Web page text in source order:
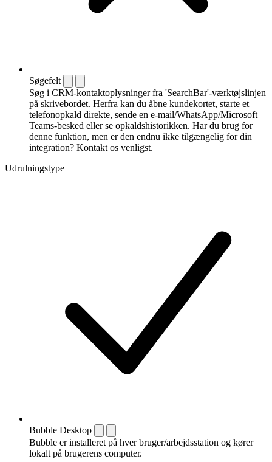
Søgefelt
Søg i CRM-kontaktoplysninger fra 'SearchBar'-værktøjslinjen
på skrivebordet. Herfra kan du åbne kundekortet, starte et
telefonopkald direkte, sende en e-mail/WhatsApp/Microsoft
Teams-besked eller se opkaldshistorikken. Har du brug for
denne funktion, men er den endnu ikke tilgængelig for din
integration? Kontakt os venligst.
Udrulningstype
Bubble Desktop
Bubble er installeret på hver bruger/arbejdsstation og kører
lokalt på brugerens computer.